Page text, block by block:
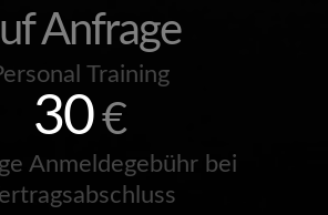
Anfrage
Training
30€
Anmeldegebühr bei